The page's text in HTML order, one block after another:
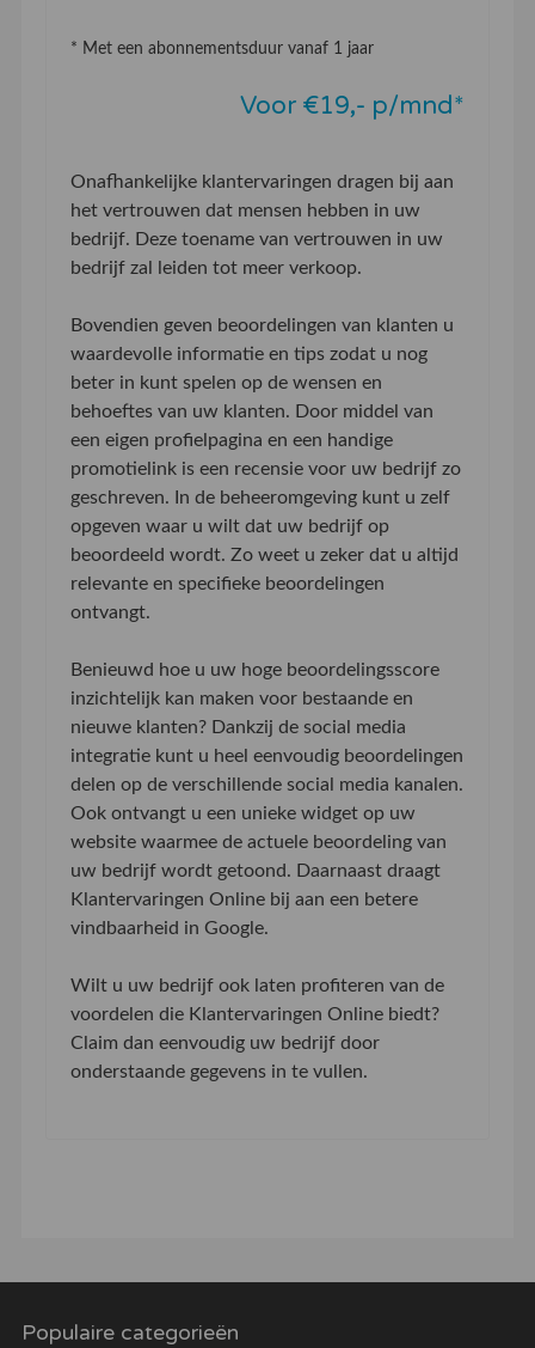
* Met een abonnementsduur vanaf 1 jaar
Voor €19,- p/mnd*
Onafhankelijke klantervaringen dragen bij aan
het vertrouwen dat mensen hebben in uw
bedrijf. Deze toename van vertrouwen in uw
bedrijf zal leiden tot meer verkoop.
Bovendien geven beoordelingen van klanten u
waardevolle informatie en tips zodat u nog
beter in kunt spelen op de wensen en
behoeftes van uw klanten. Door middel van
een eigen profielpagina en een handige
promotielink is een recensie voor uw bedrijf zo
geschreven. In de beheeromgeving kunt u zelf
opgeven waar u wilt dat uw bedrijf op
beoordeeld wordt. Zo weet u zeker dat u altijd
relevante en specifieke beoordelingen
ontvangt.
Benieuwd hoe u uw hoge beoordelingsscore
inzichtelijk kan maken voor bestaande en
nieuwe klanten? Dankzij de social media
integratie kunt u heel eenvoudig beoordelingen
delen op de verschillende social media kanalen.
Ook ontvangt u een unieke widget op uw
website waarmee de actuele beoordeling van
uw bedrijf wordt getoond. Daarnaast draagt
Klantervaringen Online bij aan een betere
vindbaarheid in Google.
Wilt u uw bedrijf ook laten profiteren van de
voordelen die Klantervaringen Online biedt?
Claim dan eenvoudig uw bedrijf door
onderstaande gegevens in te vullen.
Populaire categorieën